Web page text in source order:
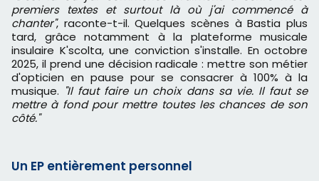
premiers textes et surtout là où j'ai commencé à
chanter", raconte-t-il. Quelques scènes à Bastia plus
tard, grâce notamment à la plateforme musicale
insulaire K'scolta, une conviction s'installe. En octobre
2025, il prend une décision radicale : mettre son métier
d'opticien en pause pour se consacrer à 100% à la
musique. "Il faut faire un choix dans sa vie. Il faut se
mettre à fond pour mettre toutes les chances de son
côté."
Un EP entièrement personnel